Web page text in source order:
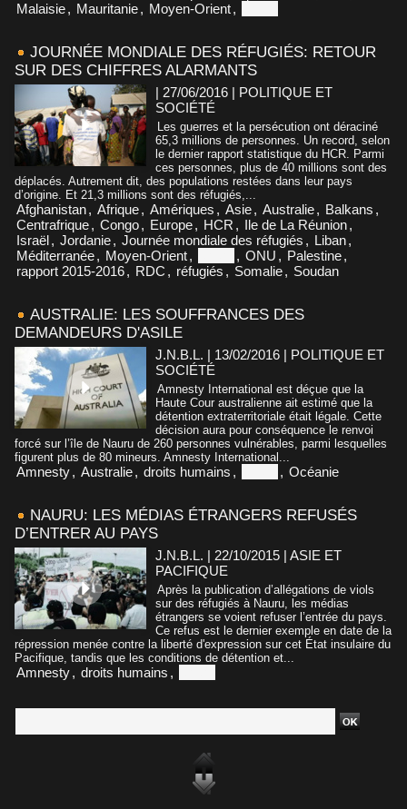
Malaisie, Mauritanie, Moyen-Orient,
JOURNÉE MONDIALE DES RÉFUGIÉS: RETOUR
SUR DES CHIFFRES ALARMANTS
| 27/06/2016 | POLITIQUE ET
SOCIÉTÉ
Les guerres et la persécution ont déraciné
65,3 millions de personnes. Un record, selon
le dernier rapport statistique du HCR. Parmi
ces personnes, plus de 40 millions sont des
déplacés. Autrement dit, des populations restées dans leur pays
d’origine. Et 21,3 millions sont des réfugiés,...
Afghanistan, Afrique, Amériques , Asie, Australie, Balkans ,
Centrafrique, Congo, Europe, HCR , Ile de La Réunion,
Israël, Jordanie, Journée mondiale des réfugiés , Liban,
Méditerranée, Moyen-Orient, , ONU , Palestine,
rapport 2015-2016, RDC , réfugiés , Somalie, Soudan
AUSTRALIE: LES SOUFFRANCES DES
DEMANDEURS D'ASILE
J.N.B.L. | 13/02/2016 | POLITIQUE ET
SOCIÉTÉ
Amnesty International est déçue que la
Haute Cour australienne ait estimé que la
détention extraterritoriale était légale. Cette
décision aura pour conséquence le renvoi
forcé sur l’île de Nauru de 260 personnes vulnérables, parmi lesquelles
figurent plus de 80 mineurs. Amnesty International...
Amnesty, Australie, droits humains , , Océanie
NAURU: LES MÉDIAS ÉTRANGERS REFUSÉS
D’ENTRER AU PAYS
J.N.B.L. | 22/10/2015 | ASIE ET
PACIFIQUE
Après la publication d’allégations de viols
sur des réfugiés à Nauru, les médias
étrangers se voient refuser l’entrée du pays.
Ce refus est le dernier exemple en date de la
répression menée contre la liberté d'expression sur cet État insulaire du
Pacifique, tandis que les conditions de détention et...
Amnesty, droits humains ,